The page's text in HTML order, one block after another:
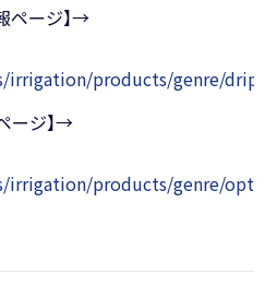
ページ】→
irrigation/products/genre/drip/
ージ】→
irrigation/products/genre/